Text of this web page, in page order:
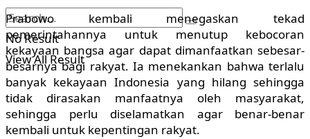
No Result
View All Result
Prabowo kembali menegaskan tekad
pemerintahannya untuk menutup kebocoran
kekayaan bangsa agar dapat dimanfaatkan sebesar-
besarnya bagi rakyat. Ia menekankan bahwa terlalu
banyak kekayaan Indonesia yang hilang sehingga
tidak dirasakan manfaatnya oleh masyarakat,
sehingga perlu diselamatkan agar benar-benar
kembali untuk kepentingan rakyat.